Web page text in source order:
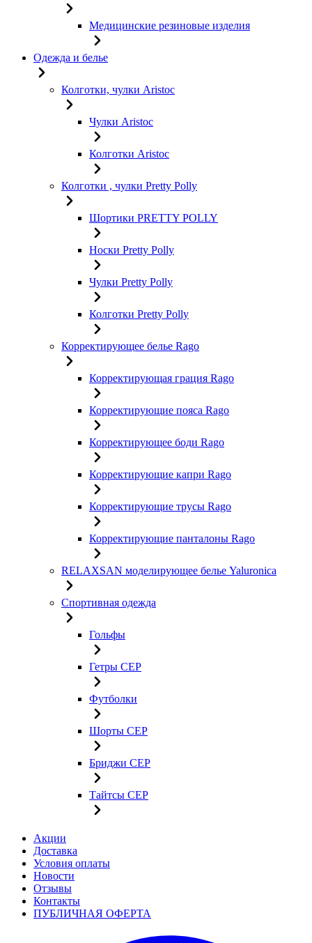
Медицинские резиновые изделия
Одежда и белье
Колготки, чулки Aristoc
Чулки Aristoc
Колготки Aristoc
Колготки , чулки Pretty Polly
Шортики PRETTY POLLY
Носки Pretty Polly
Чулки Pretty Polly
Колготки Pretty Polly
Корректирующее белье Rago
Корректирующая грация Rago
Корректирующие пояса Rago
Корректирующее боди Rago
Корректирующие капри Rago
Корректирующие трусы Rago
Корректирующие панталоны Rago
RELAXSAN моделирующее белье Yaluroniсa
Спортивная одежда
Гольфы
Гетры CEP
Футболки
Шорты CEP
Бриджи CEP
Тайтсы CEP
Акции
Доставка
Условия оплаты
Новости
Отзывы
Контакты
ПУБЛИЧНАЯ ОФЕРТА